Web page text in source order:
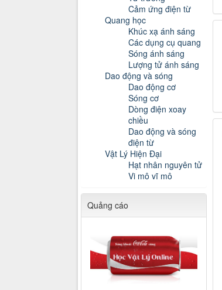
Cảm ứng điện từ
Quang học
Khúc xạ ánh sáng
Các dụng cụ quang
Sóng ánh sáng
Lượng tử ánh sáng
Dao động và sóng
Dao động cơ
Sóng cơ
Dòng điện xoay
chiều
Dao động và sóng
điện từ
Vật Lý Hiện Đại
Hạt nhân nguyên tử
Vi mô vĩ mô
Quảng cáo